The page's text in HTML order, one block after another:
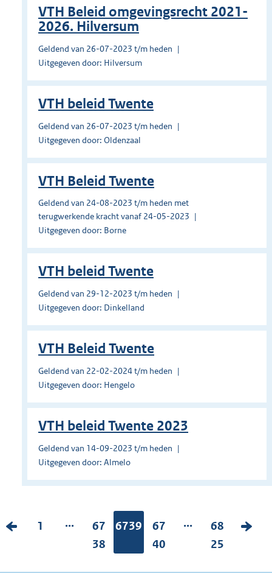
VTH Beleid omgevingsrecht 2021-
2026. Hilversum
Geldend van 26-07-2023 t/m heden
Uitgegeven door: Hilversum
VTH beleid Twente
Geldend van 26-07-2023 t/m heden
Uitgegeven door: Oldenzaal
VTH Beleid Twente
Geldend van 24-08-2023 t/m heden met
terugwerkende kracht vanaf 24-05-2023
Uitgegeven door: Borne
VTH beleid Twente
Geldend van 29-12-2023 t/m heden
Uitgegeven door: Dinkelland
VTH Beleid Twente
Geldend van 22-02-2024 t/m heden
Uitgegeven door: Hengelo
VTH beleid Twente 2023
Geldend van 14-09-2023 t/m heden
Uitgegeven door: Almelo
V
P
1 ...
P
a
67
38
Pagina:
6739
P
a
67
40
...
P
a
68
25
V